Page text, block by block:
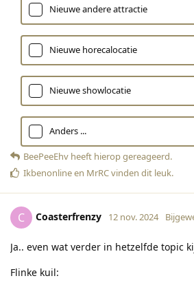
Nieuwe andere attractie
Nieuwe horecalocatie
Nieuwe showlocatie
Anders ...
BeePeeEhv heeft hierop gereageerd.
Ikbenonlineen MrRCvinden dit leuk.
C Coasterfrenzy 12 nov. 2024
Ja.. even wat verder in hetzelfde topic
Flinke kuil: